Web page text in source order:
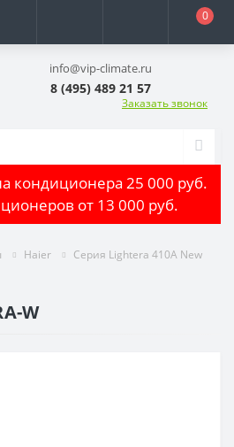
0
info@vip-climate.ru
8 (495) 489 21 57
Заказать звонок
кондиционера 25 000 руб.
от 13 000 руб.
Haier
Серия Lightera 410A New
W